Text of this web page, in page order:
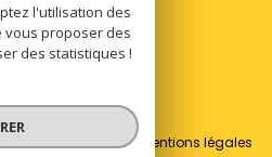
droits réservés
partenaires
Mentions légales
l'utilisation des
vous proposer des
des statistiques !